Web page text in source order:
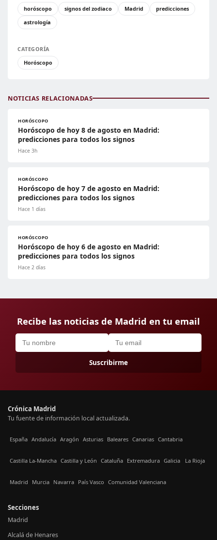
horóscopo
signos del zodiaco Madrid
predicciones
astrología
CATEGORÍA
Horóscopo
NOTICIAS RELACIONADAS
HORÓSCOPO
Horóscopo de hoy 8 de agosto en Madrid:
predicciones para todos los signos
Hace 3h
HORÓSCOPO
Horóscopo de hoy 7 de agosto en Madrid:
predicciones para todos los signos
Hace 1 días
HORÓSCOPO
Horóscopo de hoy 6 de agosto en Madrid:
predicciones para todos los signos
Hace 2 días
Recibe las noticias de Madrid en tu email
Suscribirme
Crónica Madrid
Tu fuente de información local actualizada.
España Andalucía Aragón Asturias Baleares Canarias Cantabria
Castilla La-Mancha Castilla y León Cataluña Extremadura Galicia La Rioja
Madrid Murcia Navarra País Vasco Comunidad Valenciana
Secciones
Madrid
Alcalá de Henares